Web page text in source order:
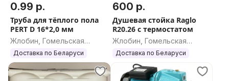
0.99 р.
Труба для тёплого пола
PERT D 16*2,0 мм
Жлобин, Гомельская
область
Доставка по Беларуси
600 р.
Душевая стойка Raglo
R20.26 с термостатом
Жлобин, Гомельская
область
Доставка по Беларуси